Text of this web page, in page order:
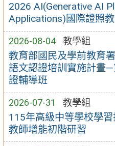
2026 AI(Generative AI
Applications)國際證照
2026-08-04 教學組
教育部國民及學前教育
語文認證培訓實施計畫
證輔導班
2026-07-31 教學組
115年高級中等學校學習
教師增能初階研習